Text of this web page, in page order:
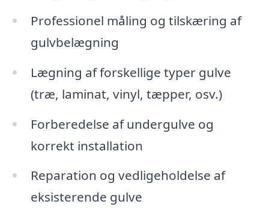
Professionel måling og tilskæring af
gulvbelægning
Lægning af forskellige typer gulve
(træ, laminat, vinyl, tæpper, osv.)
Forberedelse af undergulve og
korrekt installation
Reparation og vedligeholdelse af
eksisterende gulve